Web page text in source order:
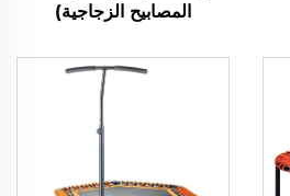
المصابيح الزجاجية)